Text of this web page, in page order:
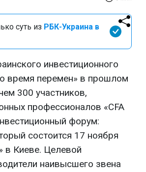
суть из РБК-Украина в
инвестиционного
время перемен» в прошлом
300 участников,
профессионалов «CFA
форум:
состоится 17 ноября
в Киеве. Целевой
наивысшего звена